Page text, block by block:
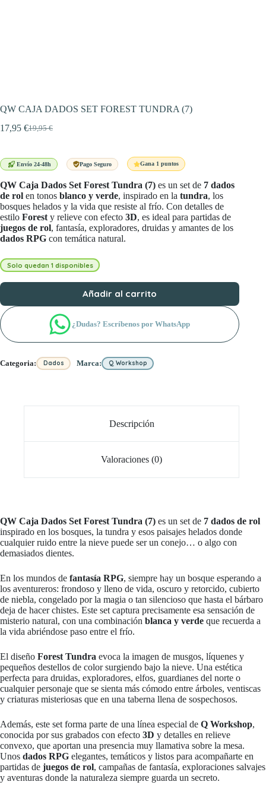
QW CAJA DADOS SET FOREST TUNDRA (7)
19,95€
El
era:
17,95 €El
es:
Envío 24-48h Pago Seguro Gana 1 puntos
QW Caja Dados Set Forest Tundra (7) es un set de 7 dados
de rol en tonos blanco y verde, inspirado en la tundra, los
bosques helados y la vida que resiste al frío. Con detalles de
estilo Forest y relieve con efecto 3D, es ideal para partidas de
juegos de rol, fantasía, exploradores, druidas y amantes de los
dados RPG con temática natural.
Solo quedan 1 disponibles
Añadir al carrito
¿Dudas? Escríbenos por WhatsApp
Categoria: Dados Marca: Q Workshop
Descripción
Valoraciones (0)
QW Caja Dados Set Forest Tundra (7) es un set de 7 dados de rol
inspirado en los bosques, la tundra y esos paisajes helados donde
cualquier ruido entre la nieve puede ser un conejo… o algo con
demasiados dientes.
En los mundos de fantasía RPG, siempre hay un bosque esperando a
los aventureros: frondoso y lleno de vida, oscuro y retorcido, cubierto
de niebla, congelado por la magia o tan silencioso que hasta el bárbaro
deja de hacer chistes. Este set captura precisamente esa sensación de
misterio natural, con una combinación blanca y verde que recuerda a
la vida abriéndose paso entre el frío.
El diseño Forest Tundra evoca la imagen de musgos, líquenes y
pequeños destellos de color surgiendo bajo la nieve. Una estética
perfecta para druidas, exploradores, elfos, guardianes del norte o
cualquier personaje que se sienta más cómodo entre árboles, ventiscas
y criaturas misteriosas que en una taberna llena de sospechosos.
Además, este set forma parte de una línea especial de Q Workshop,
conocida por sus grabados con efecto 3D y detalles en relieve
convexo, que aportan una presencia muy llamativa sobre la mesa.
Unos dados RPG elegantes, temáticos y listos para acompañarte en
partidas de juegos de rol, campañas de fantasía, exploraciones salvajes
y aventuras donde la naturaleza siempre guarda un secreto.